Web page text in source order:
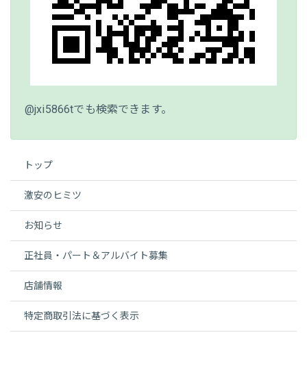
@jxi5866tでも検索できます。
トップ
激安のヒミツ
お知らせ
正社員・パート＆アルバイト募集
店舗情報
特定商取引法に基づく表示